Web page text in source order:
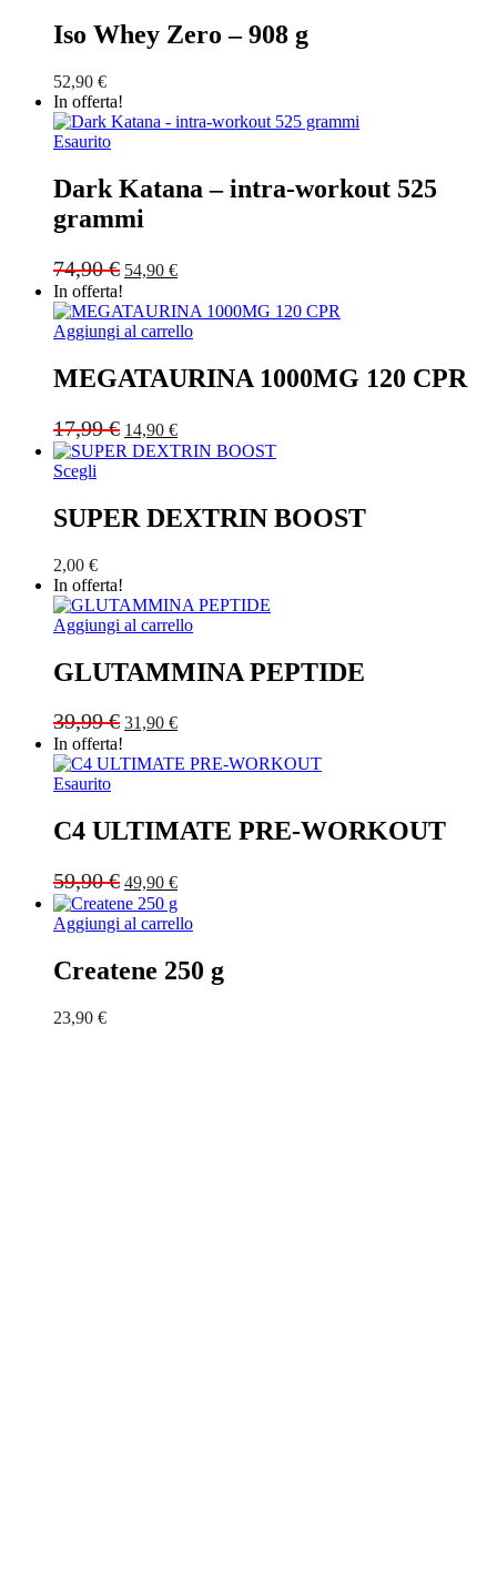
Iso Whey Zero – 908 g
52,90 €
In offerta!
Esaurito
Dark Katana – intra-workout 525
grammi
74,90€ Original
price
was:
74,90 €.
54,90 €Current
price
is:
54,90 €.
In offerta!
Aggiungi al carrello
MEGATAURINA 1000MG 120 CPR
17,99€ Original
price
was:
14,90 €Current
price
is:
Scegli
SUPER DEXTRIN BOOST
2,00 €
In offerta!
Aggiungi al carrello
GLUTAMMINA PEPTIDE
39,99€ Original
price
was:
39,99 €.
31,90 €Current
price
is:
31,90 €.
In offerta!
Esaurito
C4 ULTIMATE PRE-WORKOUT
59,90€ Original
price
was:
59,90 €.
49,90 €Current
price
is:
49,90 €.
Aggiungi al carrello
Createne 250 g
23,90 €